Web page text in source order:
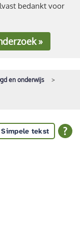
bedankt voor
»
en onderwijs
Simpele tekst